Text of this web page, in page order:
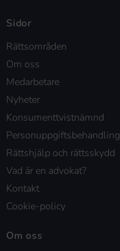
Sidor
Rättsområden
Om oss
Medarbetare
Nyheter
Konsumenttvistnämnd
Personuppgiftsbehandling
Rättshjälp och rättsskydd
Vad är en advokat?
Kontakt
Cookie-policy
Om oss